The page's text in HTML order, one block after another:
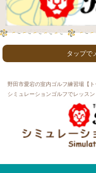
タップで
ご利用者・生徒さんの声
ゴ
利用者インタビュー
よくあ
ゴル
野田市愛宕の室内ゴルフ練習場【
シミュレーションゴルフでレッスン